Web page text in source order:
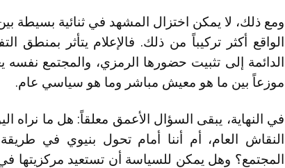
ومع ذلك، لا يمكن اختزال المشهد في ثنائية بسيطة
الواقع أكثر تركيباً من ذلك. فالإعلام يتأثر بمنطق
الدائمة إلى تثبيت حضورها الرمزي، والمجتمع
موزعاً بين ما هو معيش مباشر وما هو سياسي عام.
في النهاية، يبقى السؤال الأعمق معلقاً: هل ما نراه
النقاش العام، أم أننا أمام تحول بنيوي في
المجتمع؟ وهل يمكن للسياسة أن تستعيد مركزيتها